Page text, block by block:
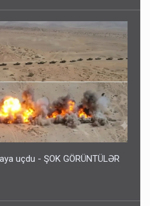
uçdu - ŞOK GÖRÜNTÜLƏR